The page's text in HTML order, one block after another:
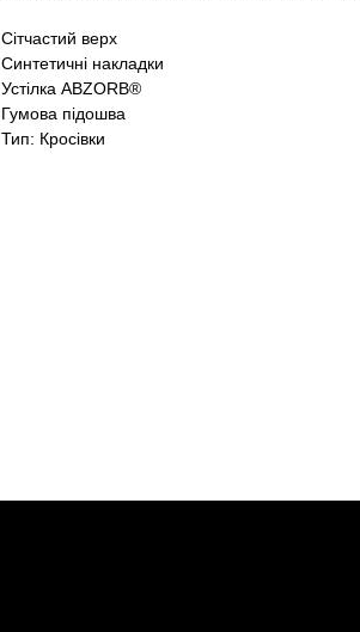
Сітчастий верх
Синтетичні накладки
Устілка ABZORB®
Гумова підошва
Тип: Кросівки